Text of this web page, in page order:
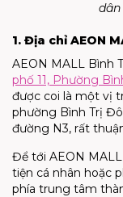
dân
1. Địa chỉ AEON
AEON MALL Bình
phố 11, Phường
được coi là một vị
phường Bình Trị
đường N3, rất
Để tới AEON
tiện cá nhân hoặc
phía trung tâm